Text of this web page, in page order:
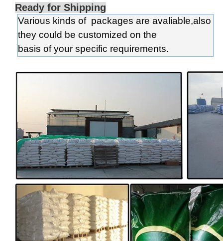
Ready for Shipping
Various kinds of packages are avaliable,also
they could be customized on the
basis of your specific requirements.